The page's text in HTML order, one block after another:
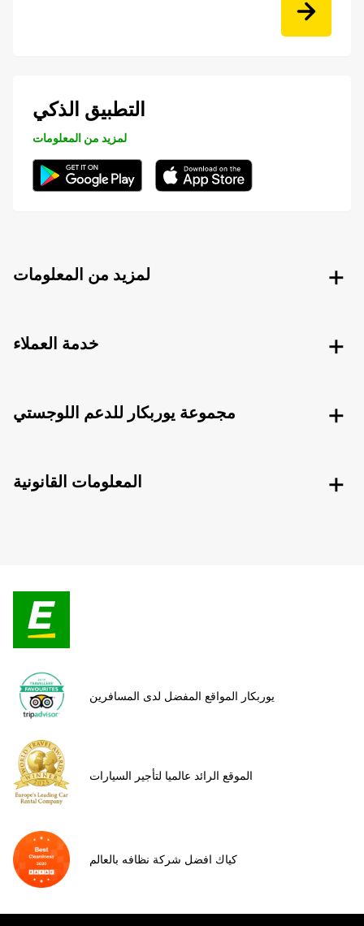
التطبيق الذكي
لمزيد من المعلومات
لمزيد من المعلومات
خدمة العملاء
مجموعة يوربكار للدعم اللوجستي
المعلومات القانونية
يوربكار المواقع المفضل لدى المسافرين
الموقع الرائد عالميا لتأجير السيارات
كياك افضل شركة نظافه بالعالم